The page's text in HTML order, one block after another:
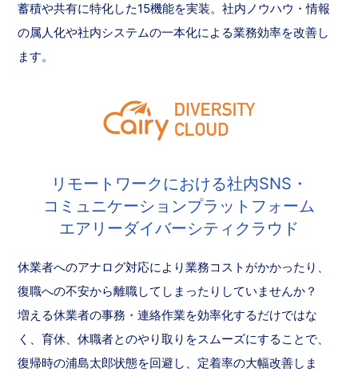
蓄積や共有に特化した15機能を実装。社内ノウハウ・情報
の属人化や社内システムの一本化による業務効率を改善し
ます。
リモートワークにおける社内SNS・
コミュニケーションプラットフォーム
エアリーダイバーシティクラウド
休業者へのアナログ対応により業務コストがかかったり、
復職への不安から離職してしまったりしていませんか？
増える休業者の事務・連絡作業を効率化するだけではな
く、育休、休職者とのやり取りをスムーズにすることで、
復帰時の浦島太郎状態を回避し、定着率の大幅改善しま